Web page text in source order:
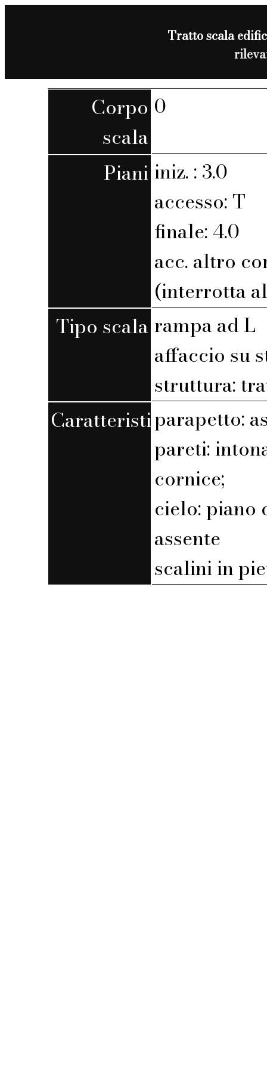
Tratto scala
Corpo
scala
0
Piani iniz. : 3.0
accesso: T
finale: 4.0
acc. altro
(interrotta
Tipo scala rampa ad L
affaccio su
struttura:
Caratteristicheparapetto:
pareti:
cornice;
cielo: piano
assente
scalini in